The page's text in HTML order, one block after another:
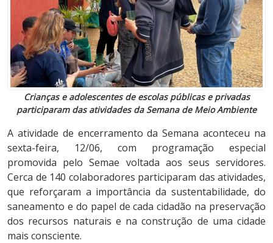
Crianças e adolescentes de escolas públicas e privadas
participaram das atividades da Semana de Meio Ambiente
A atividade de encerramento da Semana aconteceu na
sexta-feira, 12/06, com programação especial
promovida pelo Semae voltada aos seus servidores.
Cerca de 140 colaboradores participaram das atividades,
que reforçaram a importância da sustentabilidade, do
saneamento e do papel de cada cidadão na preservação
dos recursos naturais e na construção de uma cidade
mais consciente.